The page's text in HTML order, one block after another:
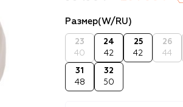
Размер(W/RU)
23
40
24
42
25
42
26
44
31
48
32
50